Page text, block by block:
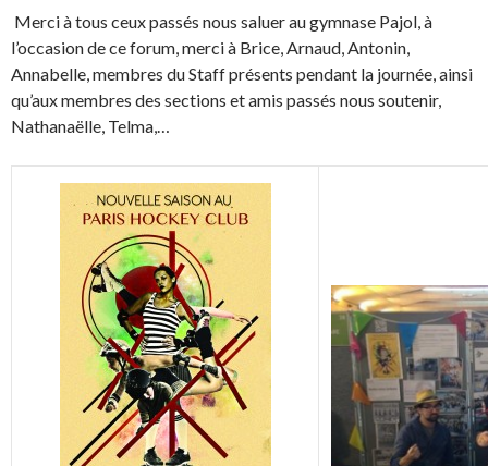
Merci à tous ceux passés nous saluer au gymnase Pajol, à
l’occasion de ce forum, merci à Brice, Arnaud, Antonin,
Annabelle, membres du Staff présents pendant la journée, ainsi
qu’aux membres des sections et amis passés nous soutenir,
Nathanaëlle, Telma,…